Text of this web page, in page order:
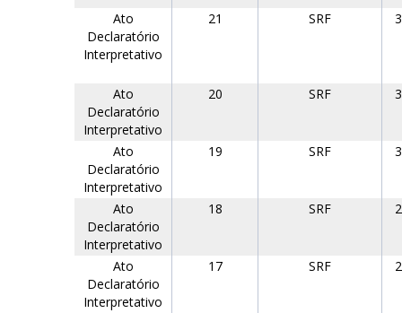
Ato
Declaratório
Interpretativo
21 SRF
Ato
Declaratório
Interpretativo
20 SRF
Ato
Declaratório
Interpretativo
19 SRF
Ato
Declaratório
Interpretativo
18 SRF
Ato
Declaratório
Interpretativo
17 SRF